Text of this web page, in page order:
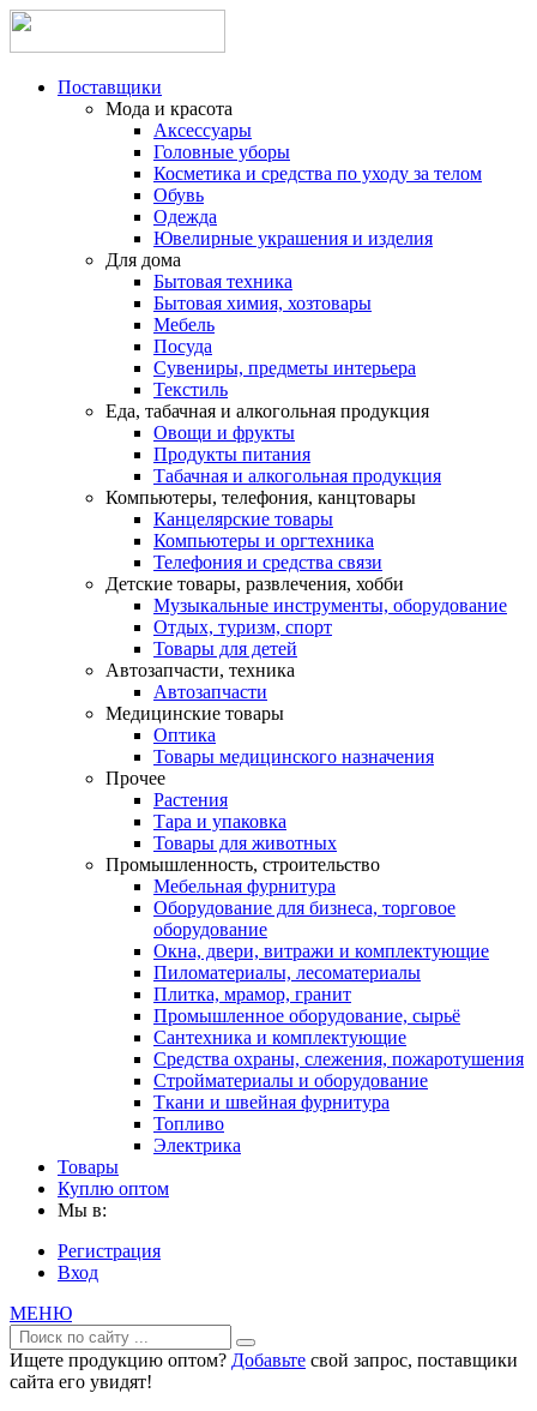
Поставщики
Мода и красота
Аксессуары
Головные уборы
Косметика и средства по уходу за телом
Обувь
Одежда
Ювелирные украшения и изделия
Для дома
Бытовая техника
Бытовая химия, хозтовары
Мебель
Посуда
Сувениры, предметы интерьера
Текстиль
Еда, табачная и алкогольная продукция
Овощи и фрукты
Продукты питания
Табачная и алкогольная продукция
Компьютеры, телефония, канцтовары
Канцелярские товары
Компьютеры и оргтехника
Телефония и средства связи
Детские товары, развлечения, хобби
Музыкальные инструменты, оборудование
Отдых, туризм, спорт
Товары для детей
Автозапчасти, техника
Автозапчасти
Медицинские товары
Оптика
Товары медицинского назначения
Прочее
Растения
Тара и упаковка
Товары для животных
Промышленность, строительство
Мебельная фурнитура
Оборудование для бизнеса, торговое
оборудование
Окна, двери, витражи и комплектующие
Пиломатериалы, лесоматериалы
Плитка, мрамор, гранит
Промышленное оборудование, сырьё
Сантехника и комплектующие
Средства охраны, слежения, пожаротушения
Стройматериалы и оборудование
Ткани и швейная фурнитура
Топливо
Электрика
Товары
Куплю оптом
Мы в:
Регистрация
Вход
МЕНЮ
Ищете продукцию оптом? Добавьте свой запрос, поставщики
сайта его увидят!